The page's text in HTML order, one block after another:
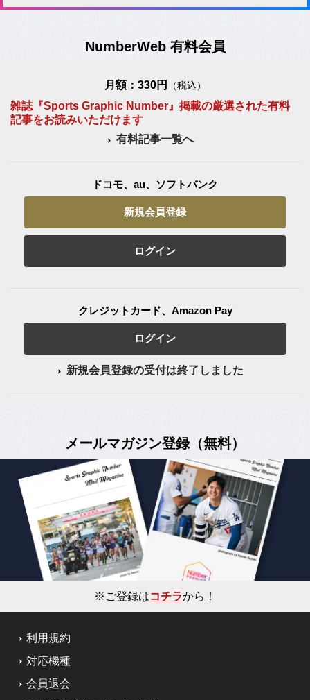
NumberWeb 有料会員
月額：330円 （税込）
雑誌『Sports Graphic Number』掲載の厳選された有料
記事をお読みいただけます
有料記事一覧へ
ドコモ、au、ソフトバンク
新規会員登録
ログイン
クレジットカード、Amazon Pay
ログイン
新規会員登録の受付は終了しました
メールマガジン登録（無料）
※ご登録はコチラから！
利用規約
対応機種
会員退会